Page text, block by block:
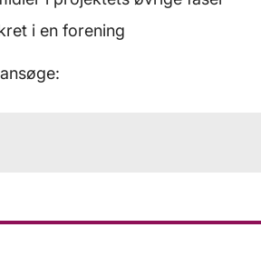
i en forening